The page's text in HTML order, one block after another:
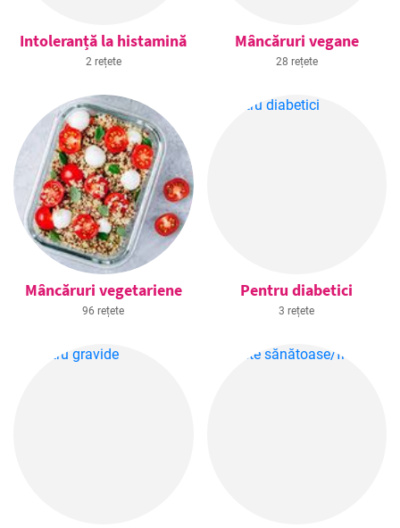
Intoleranță la histamină
2 rețete
Mâncăruri vegane
28 rețete
Mâncăruri vegetariene
96 rețete
Pentru diabetici
3 rețete